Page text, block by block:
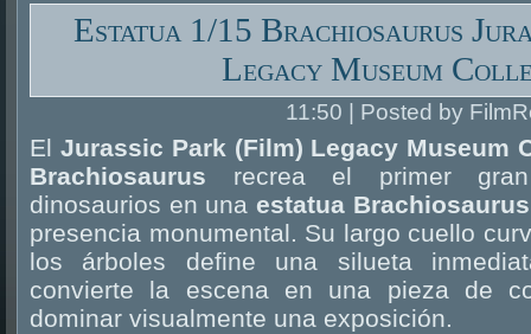
Estatua 1/15 Brachiosaurus
Legacy Museum
11:50 | Posted by
El Jurassic Park (Film) Legacy Museum
Brachiosaurus recrea el primer
dinosaurios en una estatua
presencia monumental. Su largo cuello
los árboles define una silueta
convierte la escena en una pieza de
dominar visualmente una exposición.